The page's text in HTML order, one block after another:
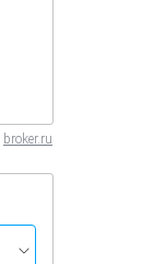
broker.ru